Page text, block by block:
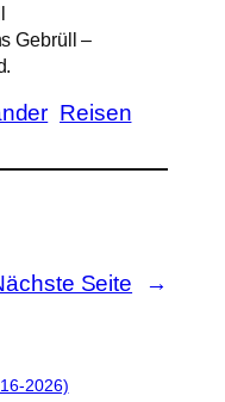
Gebrüll –
Reisen
Seite
→
2026)